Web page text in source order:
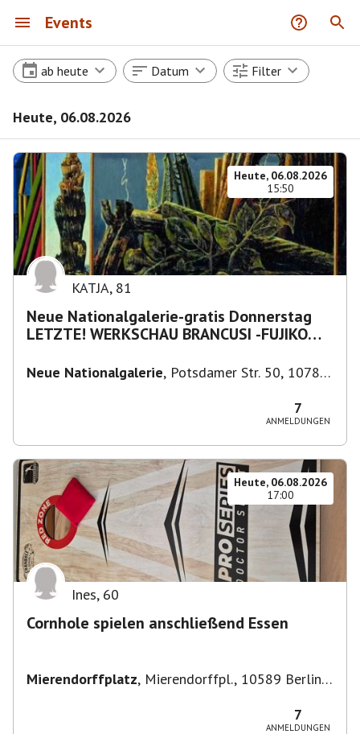
Events
ab heute Datum Filter
Heute, 06.08.2026
Heute, 06.08.2026
15:50
KATJA, 81
Neue Nationalgalerie-gratis Donnerstag
LETZTE! WERKSCHAU BRANCUSI -FUJIKO
Neue Nationalgalerie, Potsdamer Str. 50, 10785
7
ANMELDUNGEN
Heute, 06.08.2026
17:00
Ines, 60
Cornhole spielen anschließend Essen
Mierendorffplatz, Mierendorffpl., 10589 Berlin-
7
ANMELDUNGEN